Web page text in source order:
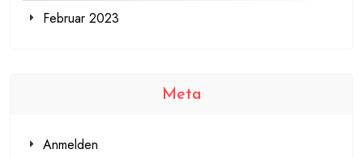
Februar 2023
Meta
Anmelden